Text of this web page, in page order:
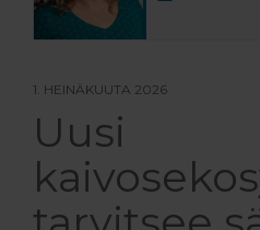
1. HEINÄKUUTA 2026
Uusi